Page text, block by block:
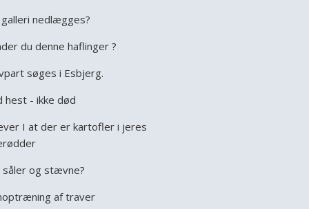
nedlægges?
du denne haflinger ?
søges i Esbjerg.
hest - ikke død
I at der er kartofler i jeres
såler og stævne?
af traver